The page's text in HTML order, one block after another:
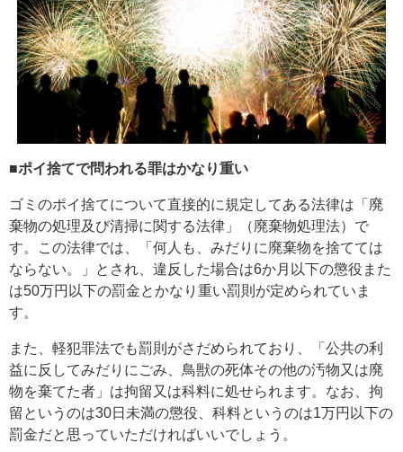
■ポイ捨てで問われる罪はかなり重い
ゴミのポイ捨てについて直接的に規定してある法律は「廃
棄物の処理及び清掃に関する法律」（廃棄物処理法）で
す。この法律では、「何人も、みだりに廃棄物を捨てては
ならない。」とされ、違反した場合は6か月以下の懲役また
は50万円以下の罰金とかなり重い罰則が定められていま
す。
また、軽犯罪法でも罰則がさだめられており、「公共の利
益に反してみだりにごみ、鳥獣の死体その他の汚物又は廃
物を棄てた者」は拘留又は科料に処せられます。なお、拘
留というのは30日未満の懲役、科料というのは1万円以下の
罰金だと思っていただければいいでしょう。